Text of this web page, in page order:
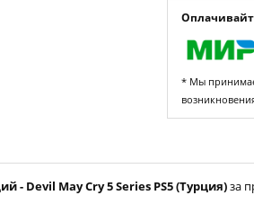
* Мы
- Devil May Cry 5 Series PS5 (Турция)за